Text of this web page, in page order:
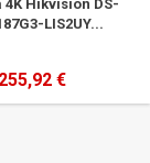
4K Hikvision DS-
LIS2UY...
255,92 €